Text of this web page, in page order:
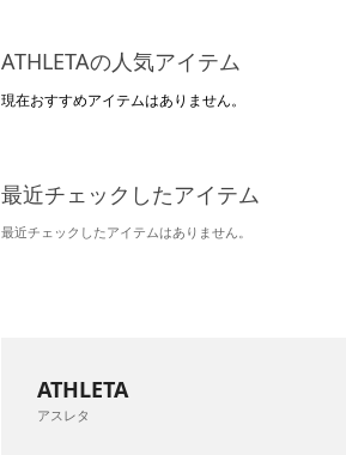
ATHLETAの人気アイテム
現在おすすめアイテムはありません。
最近チェックしたアイテム
最近チェックしたアイテムはありません。
ATHLETA
アスレタ